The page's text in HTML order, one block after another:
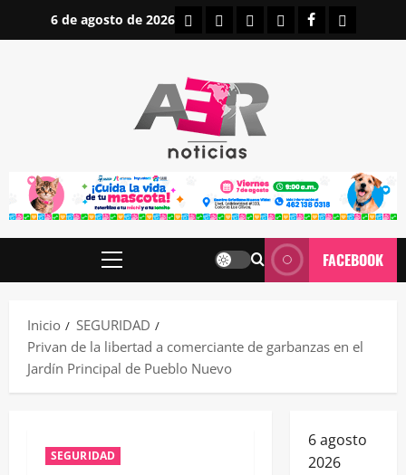
6 de agosto de 2026 INICIOIRAPUATO
ESTATALES
NACIONALES
FACEBOOK
Menú
FACEBOOK
Inicio
SEGURIDAD
Privan de la libertad a comerciante de garbanzas en el
Jardín Principal de Pueblo Nuevo
SEGURIDAD
6 agosto
2026